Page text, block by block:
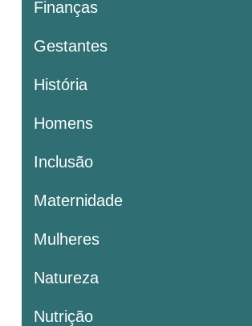
Finanças
Gestantes
História
Homens
Inclusão
Maternidade
Mulheres
Natureza
Nutrição